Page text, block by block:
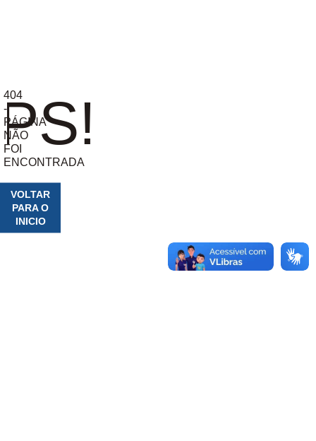
404
-
PÁGINA
NÃO
FOI
ENCONTRADA
VOLTAR
PARA O
INICIO